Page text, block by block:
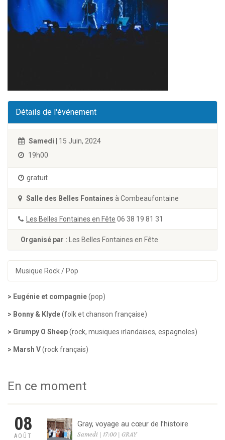
Détails de l'événement
Samedi | 15 Juin, 2024
19h00
gratuit
Salle des Belles Fontaines à Combeaufontaine
Les Belles Fontaines en Fête 06 38 19 81 31
Organisé par : Les Belles Fontaines en Fête
Musique Rock / Pop
> Eugénie et compagnie(pop)
> Bonny & Klyde(folk et chanson française)
> Grumpy O Sheep(rock, musiques irlandaises, espagnoles)
> Marsh V(rock français)
En ce moment
08
AOÛT
Gray, voyage au cœur de l’histoire
Samedi | 17:00 | GRAY